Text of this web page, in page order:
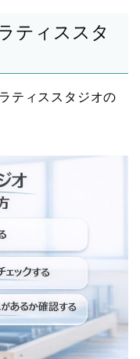
ティススタ
ティススタジオの